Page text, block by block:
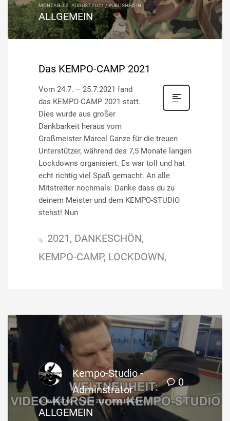
MONTAG, 02. AUGUST 2021 / PUBLISHED IN
ALLGEMEIN
Das KEMPO-CAMP 2021
Vom 24.7. – 25.7.2021 fand
das KEMPO-CAMP 2021 statt.
Dies wurde aus großer
Dankbarkeit heraus vom
Großmeister Marcel Ganze für die treuen
Unterstützer, während des 7,5 Monate langen
Lockdowns organisiert. Es war toll und hat
echt richtig viel Spaß gemacht. An alle
Mitstreiter nochmals: Danke dass du zu
deinem Meister und dem KEMPO-STUDIO
stehst! Nun
2021 DANKESCHÖN
KEMPO-CAMP LOCKDOWN
0
Kempo-Studio -
Adminstrator
DONNERSTAG, 11. JUNI 2020/ PUBLISHED IN
ALLGEMEIN